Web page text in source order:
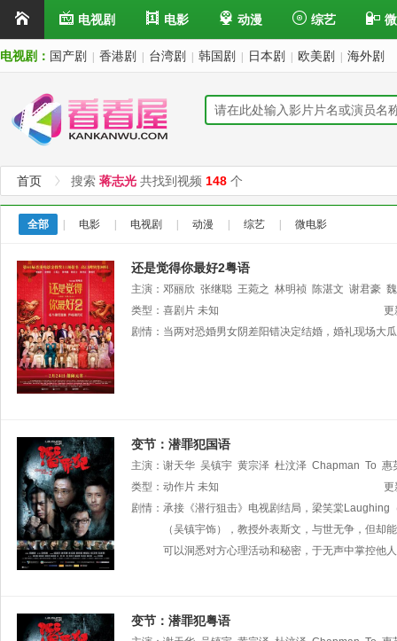
电视剧 电影 动漫 综艺
电视剧： 国产剧 香港剧 台湾剧 韩国剧 日本剧 欧美剧 海外剧
首页 搜索 蒋志光 共找到视频 148 个
全部 电影 电视剧 动漫 综艺 微电影
还是觉得你最好2粤语
主演： 邓丽欣 张继聪 王菀之 林明祯 陈湛文 谢君豪
诗 黄呈欣
类型： 喜剧片 未知
更
剧情： 当两对恐婚男女阴差阳错决定结婚，婚礼现场大
变节：潜罪犯国语
主演： 谢天华 吴镇宇 黄宗泽 杜汶泽 Chapman To 惠
类型： 动作片 未知
更
剧情： 承接《潜行狙击》电视剧结局，梁笑棠Laughing
（吴镇宇饰），教授外表斯文，与世无争，但却
可以洞悉对方心理活动和秘密，于无声中掌控他
变节：潜罪犯粤语